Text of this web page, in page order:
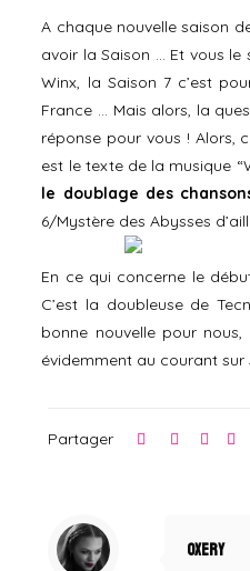
A chaque nouvelle saison
avoir la Saison … Et vous le
Winx, la Saison 7 c’est
France … Mais alors, la
réponse pour vous ! Alors,
est le texte de la musique
le doublage des
6/Mystère des Abysses
En ce qui concerne le
C’est la doubleuse de
bonne nouvelle pour
évidemment au courant sur
Partager
Oxery